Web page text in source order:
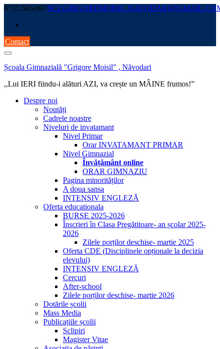
Skip
content
0735.565.007
Contact
Școala Gimnazială "Grigore Moisil" , Năvodari
,,Lui IERI fiindu-i alături AZI, va crește un MÂINE frumos!”
Despre noi
Noutăți
Cadrele noastre
Niveluri de invatamant
Nivel Primar
Orar INVATAMANT PRIMAR
Nivel Gimnazial
Învățământ online
ORAR GIMNAZIU
Pagina minorităților
A doua sansa
INTENSIV ENGLEZĂ
Oferta educationala
BURSE 2025-2026
Înscrieri în Clasa Pregătitoare- an școlar 2025-
2026
Zilele porților deschise- martie 2025
Oferta CDE (Disciplinele opționale la decizia
elevului)
INTENSIV ENGLEZĂ
Cercuri
After-school
Zilele porților deschise- martie 2026
Dotările școlii
Mass Media
Publicațiile școlii
Sclipiri
Magister Vitae